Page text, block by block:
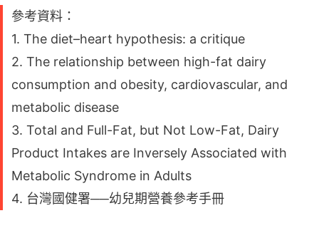
參考資料：
1. The diet–heart hypothesis: a critique
2. The relationship between high-fat dairy
consumption and obesity, cardiovascular, and
metabolic disease
3. Total and Full-Fat, but Not Low-Fat, Dairy
Product Intakes are Inversely Associated with
Metabolic Syndrome in Adults
4. 台灣國健署──幼兒期營養參考手冊